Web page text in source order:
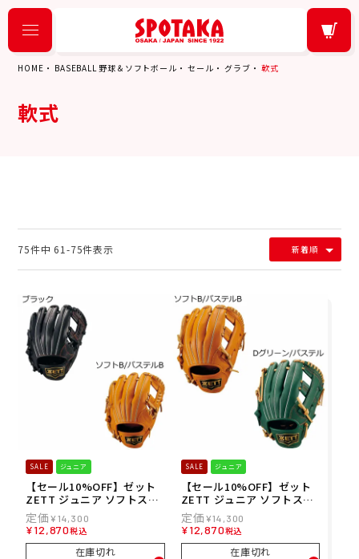
HOME BASEBALL 野球＆ソフトボール セール グラブ 軟式
軟式
新着順
75件中 61-75件表示
SALE ジュニア
【セール10%OFF】ゼット
ZETT ジュニア ソフトステ
ア オールラウンド用 Mサイ
ズ 野球 グラブ 軟式 BJG742
630 26SP
¥14,300
¥12,870税込
在庫切れ
SALE ジュニア
【セール10%OFF】ゼット
ZETT ジュニア ソフトステ
ア オールラウンド用 Sサイ
ズ 野球 グラブ 軟式 BJG742
620 26SP
¥14,300
¥12,870税込
在庫切れ